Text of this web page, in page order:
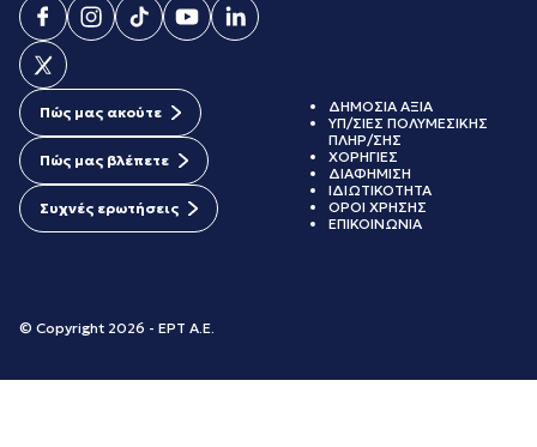
Πώς μας ακούτε
Πώς μας βλέπετε
Συχνές ερωτήσεις
© Copyright 2026 - ΕΡΤ Α.Ε.
ΔΗΜΟΣΙΑ ΑΞΙΑ
ΥΠ/ΣΙΕΣ ΠΟΛΥΜΕΣΙΚΗΣ
ΠΛΗΡ/ΣΗΣ
ΧΟΡΗΓΙΕΣ
ΔΙΑΦΗΜΙΣΗ
ΙΔΙΩΤΙΚΟΤΗΤΑ
ΟΡΟΙ ΧΡΗΣΗΣ
ΕΠΙΚΟΙΝΩΝΙΑ